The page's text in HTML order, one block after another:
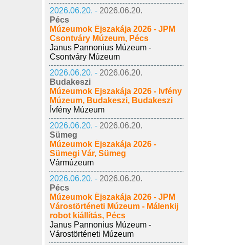
2026.06.20. - 2026.06.20.
Pécs
Múzeumok Éjszakája 2026 - JPM
Csontváry Múzeum, Pécs
Janus Pannonius Múzeum -
Csontváry Múzeum
2026.06.20. - 2026.06.20.
Budakeszi
Múzeumok Éjszakája 2026 - Ívfény
Múzeum, Budakeszi, Budakeszi
Ívfény Múzeum
2026.06.20. - 2026.06.20.
Sümeg
Múzeumok Éjszakája 2026 -
Sümegi Vár, Sümeg
Vármúzeum
2026.06.20. - 2026.06.20.
Pécs
Múzeumok Éjszakája 2026 - JPM
Várostörténeti Múzeum - Málenkij
robot kiállítás, Pécs
Janus Pannonius Múzeum -
Várostörténeti Múzeum